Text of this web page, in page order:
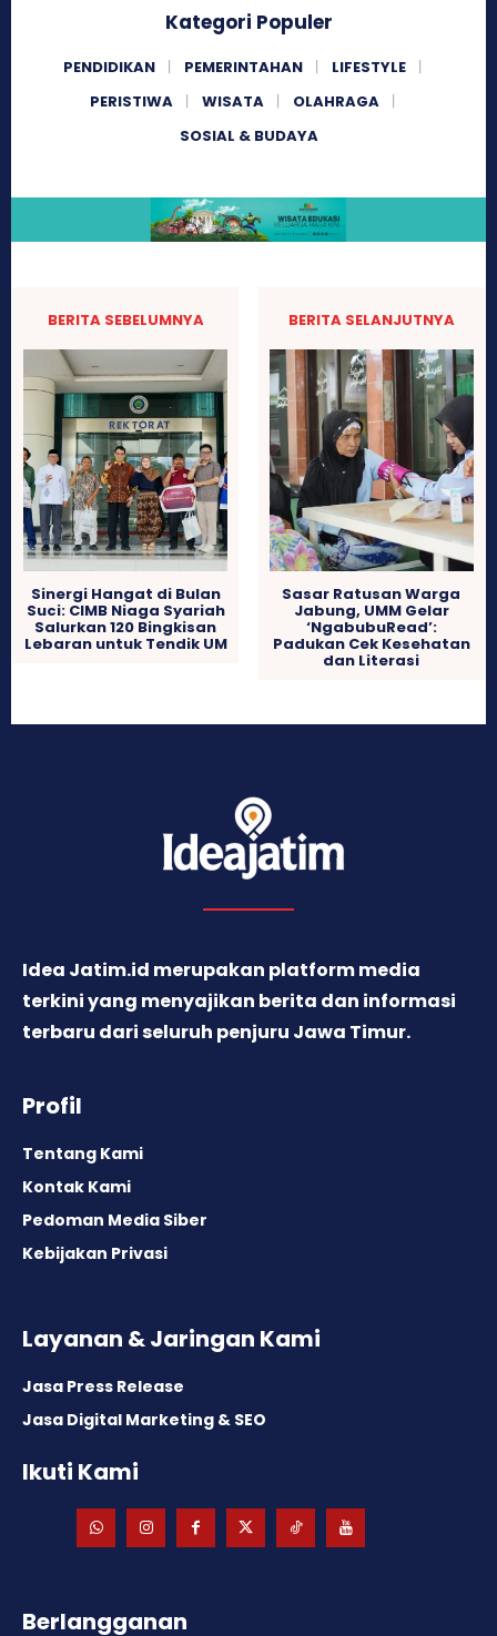
Kategori Populer
PENDIDIKAN PEMERINTAHAN
LIFESTYLE
PERISTIWA
WISATA
OLAHRAGA
SOSIAL & BUDAYA
BERITA SEBELUMNYA
Sinergi Hangat di Bulan
Suci: CIMB Niaga Syariah
Salurkan 120 Bingkisan
Lebaran untuk Tendik UM
BERITA SELANJUTNYA
Sasar Ratusan Warga
Jabung, UMM Gelar
‘NgabubuRead’:
Padukan Cek Kesehatan
dan Literasi
Idea Jatim.id merupakan platform media
terkini yang menyajikan berita dan informasi
terbaru dari seluruh penjuru Jawa Timur.
Profil
Tentang Kami
Kontak Kami
Pedoman Media Siber
Kebijakan Privasi
Layanan & Jaringan Kami
Jasa Press Release
Jasa Digital Marketing & SEO
Ikuti Kami
Berlangganan